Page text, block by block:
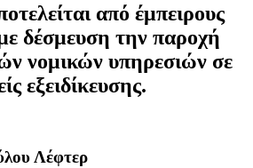
από έμπειρους
δέσμευση την παροχή
νομικών υπηρεσιών σε
εξειδίκευσης.
Λέφτερ